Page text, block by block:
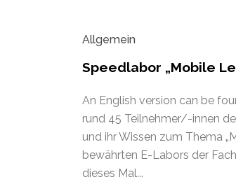
Allgemein
Speedlabor „Mobile
An English version can be
rund 45 Teilnehmer/-innen
und ihr Wissen zum Thema
bewährten E-Labors der
dieses Mal...